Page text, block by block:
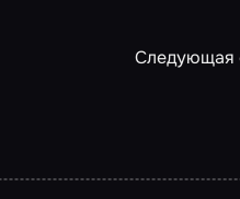
Следующая